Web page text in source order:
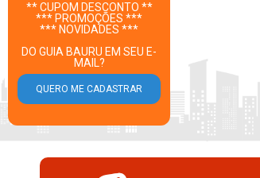
** CUPOM DESCONTO **
*** PROMOÇÕES ***
*** NOVIDADES ***
DO GUIA BAURU EM SEU E-
MAIL?